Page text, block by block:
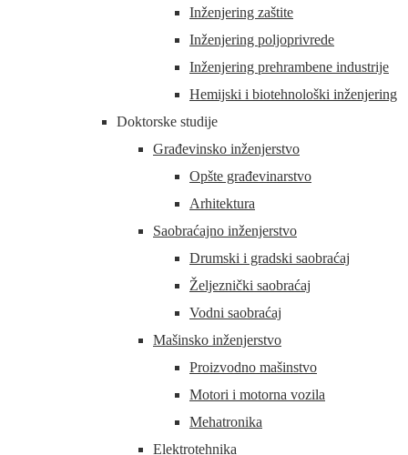
Inženjering zaštite
Inženjering poljoprivrede
Inženjering prehrambene industrije
Hemijski i biotehnološki inženjering
Doktorske studije
Građevinsko inženjerstvo
Opšte građevinarstvo
Arhitektura
Saobraćajno inženjerstvo
Drumski i gradski saobraćaj
Željeznički saobraćaj
Vodni saobraćaj
Mašinsko inženjerstvo
Proizvodno mašinstvo
Motori i motorna vozila
Mehatronika
Elektrotehnika